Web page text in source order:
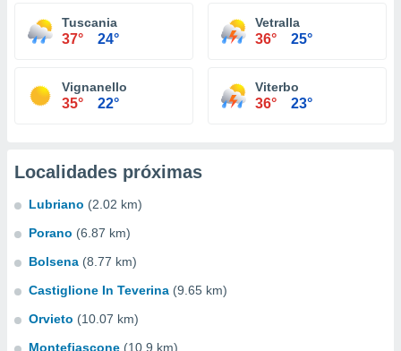
Tuscania
37° 24°
Vetralla
36° 25°
Vignanello
35° 22°
Viterbo
36° 23°
Localidades próximas
Lubriano (2.02 km)
Porano (6.87 km)
Bolsena (8.77 km)
Castiglione In Teverina (9.65 km)
Orvieto (10.07 km)
Montefiascone (10.9 km)